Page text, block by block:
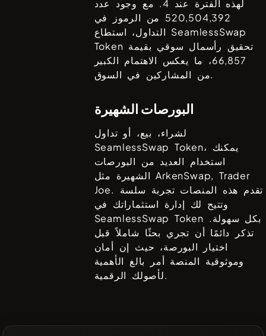
لهذه الفترة عند 4. مع وجود عدد
520,504,392 من الرموز في
SeamlessSwap
Token تحقيق رأسمال سوقي بقيمة
66,857، ما يعكس الاهتمام الكبير
من المشاركين في السوق.
البورصات الشهيرة
لشراء، بيع، أو تداول
SeamlessSwap Token، يمكنك
استخدام العديد من البورصات
الشهيرة مثلArkenSwap, Trader
Joe. تقدم هذه المنصات تجربة سلسة
وتتيح لك إدارة استثماراتك في
SeamlessSwap Token
تذكر دائمًا أن تجري بحثًا شاملاً قبل
اختيار البورصة، حيث إن أمان
وموثوقية المنصة أمر بالغ الأهمية
لأصولك الرقمية.